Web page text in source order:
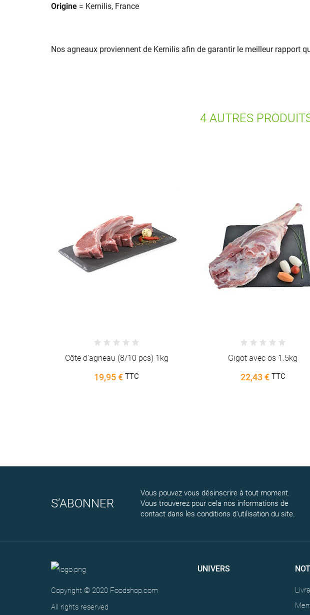
Origine = Kernilis, France
Nos agneaux proviennent de Kernilis afin de garantir le meilleur rapport
4 AUTRES
Gigot avec os 1.5kg
22,43 € TTC
Epaule avec os 1.3kg
16,84 €TTC
S’ABONNER
Vous pouvez vous désinscrire à tout moment.
Vous trouverez pour cela nos informations de
contact dans les conditions d'utilisation du site.
Copyright © 2020 Foodshop.com
All rights reserved
UNIVERS